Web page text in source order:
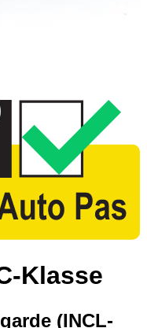
Klasse
(INCL-